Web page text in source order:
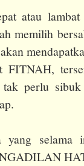
atau
memilih
FITNAH,
perlu sibuk
selama